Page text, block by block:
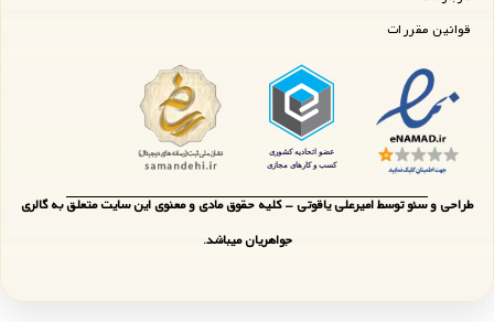
قوانین مقررات
طراحی و سئو توسط امیرعلی یاقوتی - کلیه حقوق مادی و معنوی این سایت متعلق به گالری
جواهریان میباشد.